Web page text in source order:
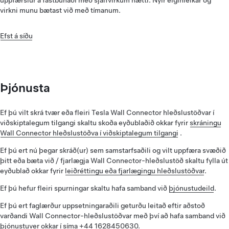
Uppfæra hugbúnað og stilla aðgangsstýringu
„Aðgangsstýringar“ til að stilla aðgangsstýringar fyrir Wall
Connector
Connector
Aðeins samþykktir Tesla bílar – Aðeins samþykktir Tesla
Samhæfisstilling – Gerir Wall Connector samhæft við
eldri hugbúnaðarútgáfur
samþykktum bílum með því að ýta á „Bæta við“ og slá inn
VIN-númer viðkomandi bíla.
virkni munu bætast við með tímanum.
Efst á síðu
Þjónusta
Ef þú vilt skrá tvær eða fleiri Tesla Wall Connector hleðslustöðvar í
viðskiptalegum tilgangi skaltu skoða eyðublaðið okkar fyrirskráningu
Wall Connector hleðslustöðva í viðskiptalegum tilgangi .
Ef þú ert nú þegar skráð(ur) sem samstarfsaðili og vilt uppfæra svæðið
þitt eða bæta við / fjarlægja Wall Connector-hleðslustöð skaltu fylla út
eyðublað okkar fyrir leiðréttingu eða fjarlægingu hleðslustöðvar.
Ef þú hefur fleiri spurningar skaltu hafa samband við þjónustudeild.
Ef þú ert faglærður uppsetningaraðili geturðu leitað eftir aðstoð
varðandi Wall Connector-hleðslustöðvar með því að hafa samband við
þjónustuver okkar í síma +44 1628450630.